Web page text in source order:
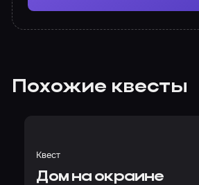
Похожие квесты
Квест
Дом на окраине